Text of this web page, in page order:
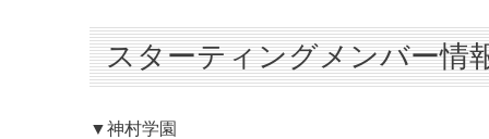
スターティングメンバー情
▼神村学園